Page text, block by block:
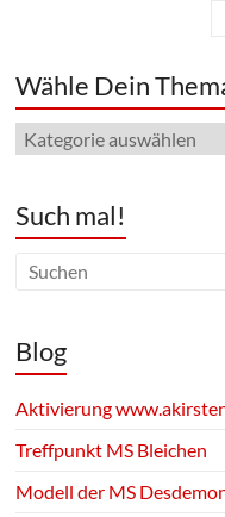
Wähle Dein
Wähle
Dein
Such mal!
Blog
Aktivierung
Treffpunkt MS Bleichen
Modell der MS